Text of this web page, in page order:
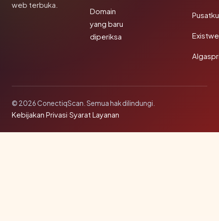
web terbuka.
Domain
yang baru
diperiksa
© 2026 ConectiqScan. Semua hak dilindungi.
Kebijakan Privasi·Syarat Layanan